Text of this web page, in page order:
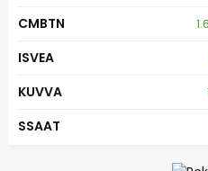
CMBTN
ISVEA
KUVVA
SSAAT